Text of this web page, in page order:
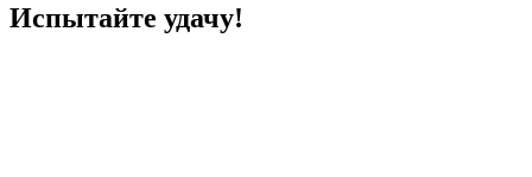
Испытайте удачу!